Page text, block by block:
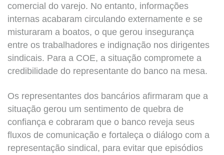
comercial do varejo. No entanto, informações
internas acabaram circulando externamente e se
misturaram a boatos, o que gerou insegurança
entre os trabalhadores e indignação nos dirigentes
sindicais. Para a COE, a situação compromete a
credibilidade do representante do banco na mesa.
Os representantes dos bancários afirmaram que a
situação gerou um sentimento de quebra de
confiança e cobraram que o banco reveja seus
fluxos de comunicação e fortaleça o diálogo com a
representação sindical, para evitar que episódios